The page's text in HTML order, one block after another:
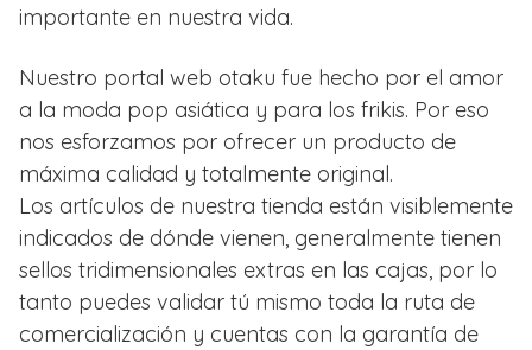
importante en nuestra vida.
Nuestro portal web otaku fue hecho por el amor
a la moda pop asiática y para los frikis. Por eso
nos esforzamos por ofrecer un producto de
máxima calidad y totalmente original.
Los artículos de nuestra tienda están visiblemente
indicados de dónde vienen, generalmente tienen
sellos tridimensionales extras en las cajas, por lo
tanto puedes validar tú mismo toda la ruta de
comercialización y cuentas con la garantía de